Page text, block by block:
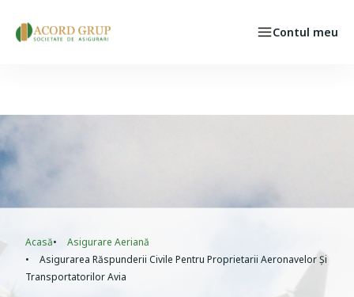
Contul meu
Breadcrumb
Acasă
Asigurare Aeriană
Asigurarea Răspunderii Civile Pentru Proprietarii Aeronavelor Și
Transportatorilor Avia